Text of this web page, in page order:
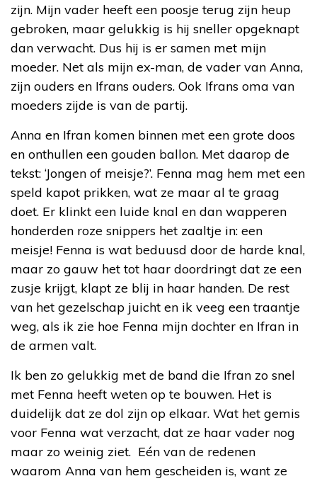
zijn. Mijn vader heeft een poosje terug zijn heup
gebroken, maar gelukkig is hij sneller opgeknapt
dan verwacht. Dus hij is er samen met mijn
moeder. Net als mijn ex-man, de vader van Anna,
zijn ouders en Ifrans ouders. Ook Ifrans oma van
moeders zijde is van de partij.
Anna en Ifran komen binnen met een grote doos
en onthullen een gouden ballon. Met daarop de
tekst: ‘Jongen of meisje?’. Fenna mag hem met een
speld kapot prikken, wat ze maar al te graag
doet. Er klinkt een luide knal en dan wapperen
honderden roze snippers het zaaltje in: een
meisje! Fenna is wat beduusd door de harde knal,
maar zo gauw het tot haar doordringt dat ze een
zusje krijgt, klapt ze blij in haar handen. De rest
van het gezelschap juicht en ik veeg een traantje
weg, als ik zie hoe Fenna mijn dochter en Ifran in
de armen valt.
Ik ben zo gelukkig met de band die Ifran zo snel
met Fenna heeft weten op te bouwen. Het is
duidelijk dat ze dol zijn op elkaar. Wat het gemis
voor Fenna wat verzacht, dat ze haar vader nog
maar zo weinig ziet. Eén van de redenen
waarom Anna van hem gescheiden is, want ze